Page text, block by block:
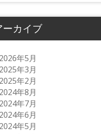
ーカイブ
2026年5月
2025年3月
2025年2月
2024年8月
2024年7月
2024年6月
2024年5月